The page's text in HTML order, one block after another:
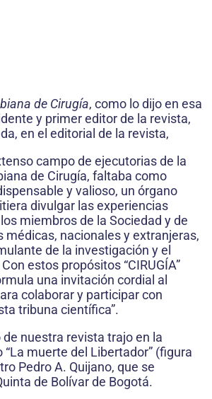
de Cirugía, como lo dijo en esa
y primer editor de la revista,
en el editorial de la revista,
campo de ejecutorias de la
de Cirugía, faltaba como
y valioso, un órgano
divulgar las experiencias
miembros de la Sociedad y de
médicas, nacionales y extranjeras,
de la investigación y el
estos propósitos “CIRUGÍA”
una invitación cordial al
colaborar y participar con
tribuna científica”.
nuestra revista trajo en la
“La muerte del Libertador” (figura
Pedro A. Quijano, que se
de Bolívar de Bogotá.